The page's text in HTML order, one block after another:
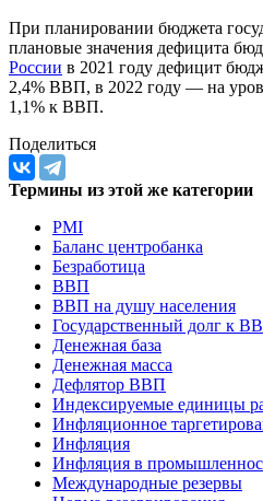
При планировании бюджета
плановые значения дефицита
России в 2021 году дефицит
2,4% ВВП, в 2022 году — на
1,1% к ВВП.
Поделиться
Термины из этой же категории
PMI
Баланс центробанка
Безработица
ВВП
ВВП на душу населения
Государственный долг к
Денежная база
Денежная масса
Дефлятор ВВП
Индексируемые единицы
Инфляционное
Инфляция
Инфляция в
Международные резервы